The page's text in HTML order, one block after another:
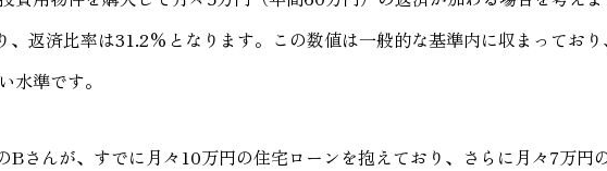
、返済比率は31.2%となります。この数値は一般的な基準内に収まってお
水準です。
Bさんが、すでに月々10万円の住宅ローンを抱えており、さらに月々7万円